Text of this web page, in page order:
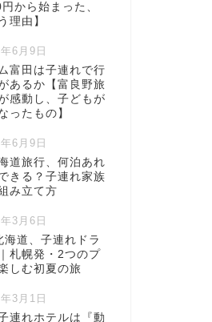
円から始まった、
理由】
6月9日
富田は子連れで行
あるか【富良野旅
感動し、子どもが
ったもの】
6月9日
道旅行、何泊あれ
きる？子連れ家族
み立て方
3月6日
海道、子連れドラ
札幌発・2つのプ
しむ初夏の旅
3月1日
連れホテルは『動